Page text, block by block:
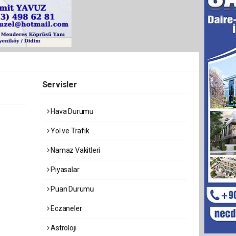
Servisler
Hava Durumu
Yol ve Trafik
Namaz Vakitleri
Piyasalar
Puan Durumu
Eczaneler
Astroloji